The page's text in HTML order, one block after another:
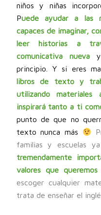
niños y niñas
Puede ayudar a las
capaces de imaginar,
leer historias a
comunicativa nuevay
principio. Y si eres
libros de texto y
utilizando
inspirará tanto a ti
punto de que no
texto nunca más
familias y escuelas
tremendamente
valores que queremos
escoger cualquier
trata de enseñar el